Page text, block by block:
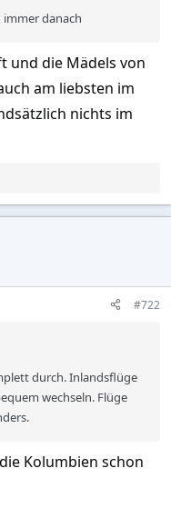
immer danach
und die Mädels von
am liebsten im
nichts im
#722
durch. Inlandsflüge
wechseln. Flüge
Kolumbien schon